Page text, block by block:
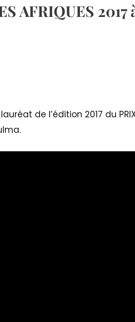
AFRIQUES 2017
de l’édition 2017 du PRIX